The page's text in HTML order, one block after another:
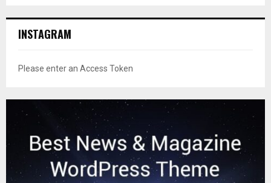
INSTAGRAM
Please enter an Access Token